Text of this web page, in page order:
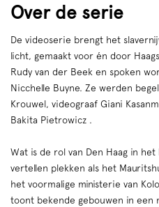
Over de serie
De videoserie brengt het
licht, gemaakt voor én door
Rudy van der Beek en spoken
Nicchelle Buyne. Ze werden
Krouwel, videograaf Giani
Bakita Pietrowicz .
Wat is de rol van Den Haag in
vertellen plekken als het
het voormalige ministerie van
toont bekende gebouwen in een